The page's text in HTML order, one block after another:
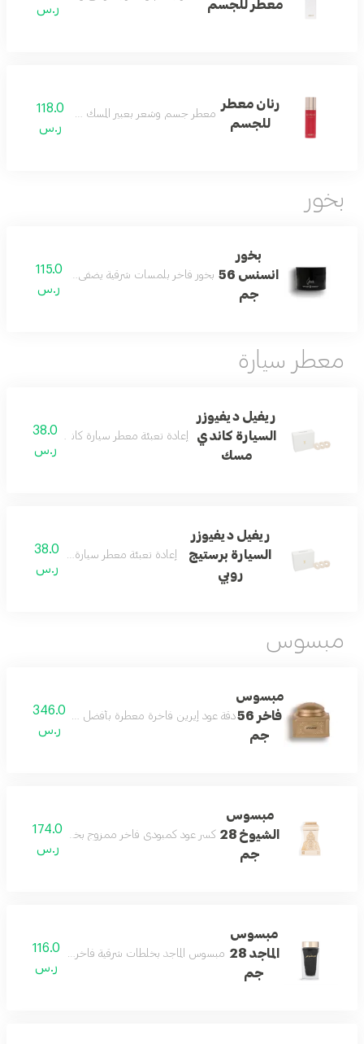
معطر للجسم
ر.س
رنان معطر
للجسم
معطر جسم وشعر بعبير المسك والياسمين118.0
ر.س
بخور
بخور
انسنس 56
جم
بخور فاخر بلمسات شرقية يضفي على المكان عبقاً
115.0
ر.س
معطر سيارة
ريفيل ديفيوزر
السيارة كاندي
مسك
إعادة تعبئة معطر سيارة كاندي برائحة المسك
38.0
ر.س
ريفيل ديفيوزر
السيارة برستيج
روبي
إعادة تعبئة معطر سيارة روبي بعبير فاخر
38.0
ر.س
مبسوس
مبسوس
فاخر 56
جم
دقة عود إيرين فاخرة معطرة بأفضل الخلطات الشرقية،
346.0
ر.س
مبسوس
الشيوخ 28
جم
كسر عود كمبودي فاخر ممزوج بخلطات شرقية لتعطير
174.0
ر.س
مبسوس
الماجد 28
جم
مبسوس الماجد بخلطات شرقية فاخرة وكسر عود يمنح
116.0
ر.س